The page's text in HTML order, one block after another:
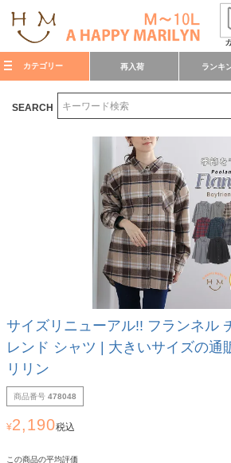
カテゴリー 再入荷 ランキ
SEARCH
サイズリニューアル!! フランネル
レンド シャツ | 大きいサイズの通
リリン
商品番号 478048
¥2,190税込